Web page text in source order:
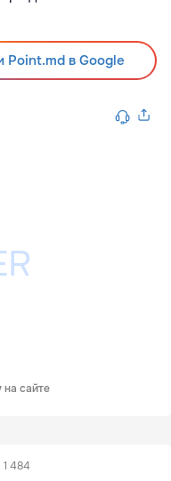
Point.md в Google
на сайте
1 484